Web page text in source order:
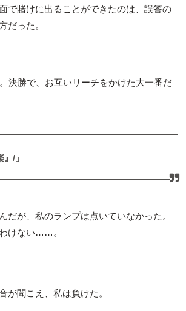
で賭けに出ることができたのは、誤答の
だった。
決勝で、お互いリーチをかけた大一番だ
』/」
だが、私のランプは点いていなかった。
けない……。
が聞こえ、私は負けた。